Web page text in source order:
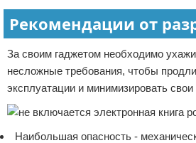
Рекомендации от
За своим гаджетом необходимо
несложные требования, чтобы
эксплуатации и минимизировать свои
Наибольшая опасность -